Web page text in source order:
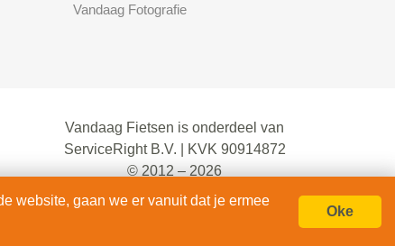
Vandaag Fotografie
Vandaag Fietsen is onderdeel van
ServiceRight B.V. | KVK 90914872
© 2012 – 2026
alle rechten voorbehouden.
website, gaan we er vanuit dat je ermee
Oke